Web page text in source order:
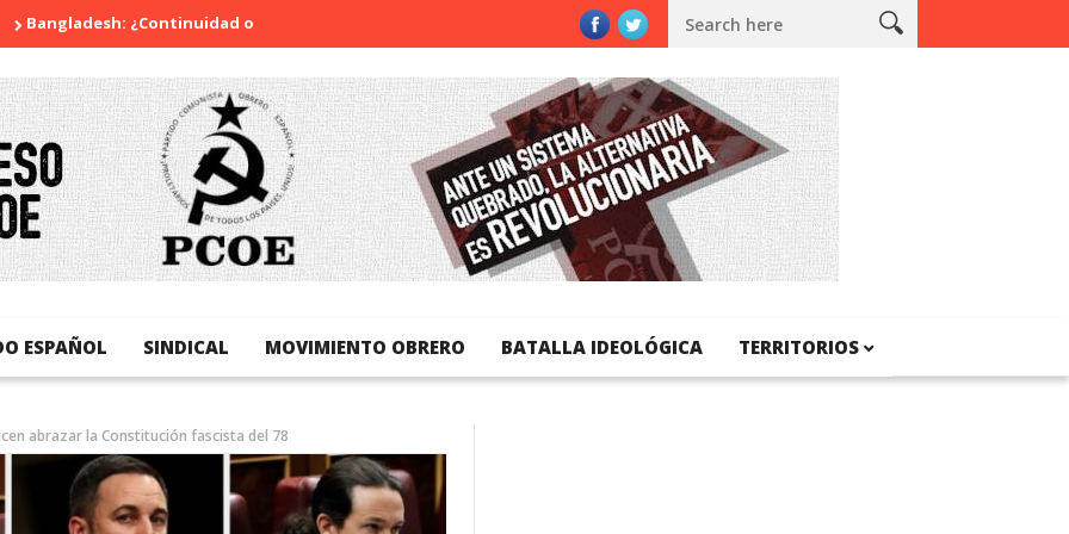
¿Continuidad o revolución?
ESPAÑOL SINDICAL MOVIMIENTO OBRERO BATALLA IDEOLÓGICA TERRITORIOS
abrazar la Constitución fascista del 78